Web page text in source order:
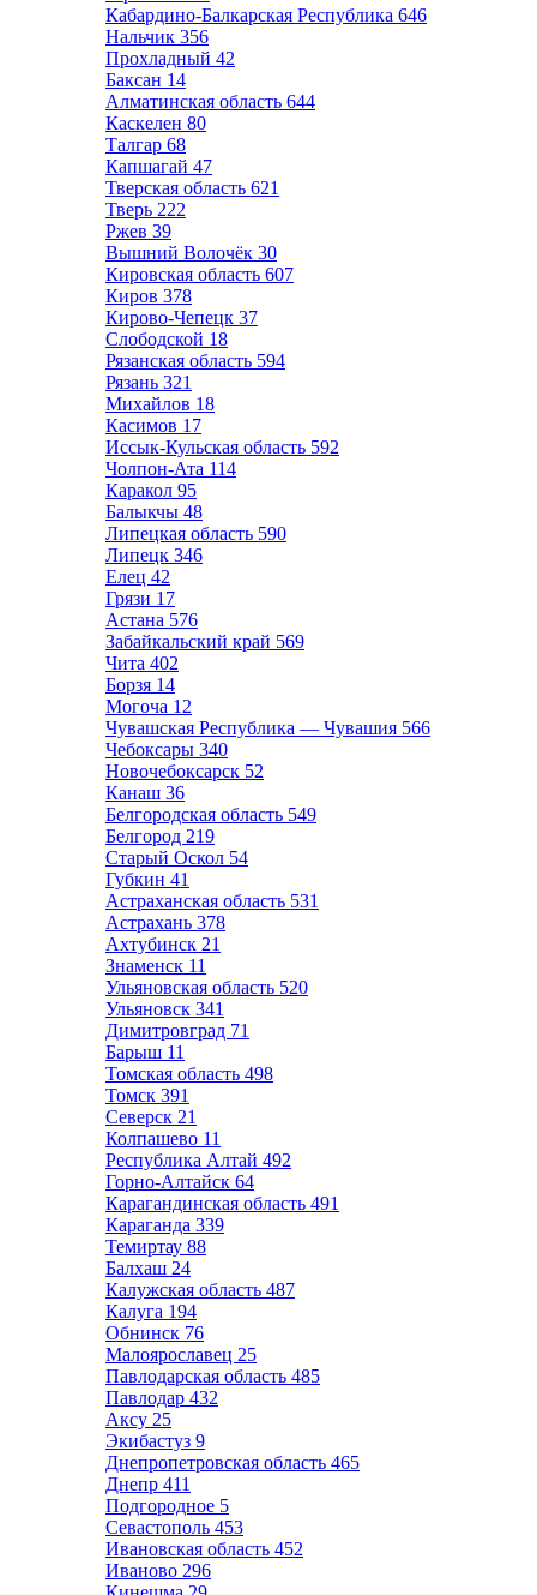
Кабардино-Балкарская Республика 646
Нальчик 356
Прохладный 42
Баксан 14
Алматинская область 644
Каскелен 80
Талгар 68
Капшагай 47
Тверская область 621
Тверь 222
Ржев 39
Вышний Волочёк 30
Кировская область 607
Киров 378
Кирово-Чепецк 37
Слободской 18
Рязанская область 594
Рязань 321
Михайлов 18
Касимов 17
Иссык-Кульская область 592
Чолпон-Ата 114
Каракол 95
Балыкчы 48
Липецкая область 590
Липецк 346
Елец 42
Грязи 17
Астана 576
Забайкальский край 569
Чита 402
Борзя 14
Могоча 12
Чувашская Республика — Чувашия 566
Чебоксары 340
Новочебоксарск 52
Канаш 36
Белгородская область 549
Белгород 219
Старый Оскол 54
Губкин 41
Астраханская область 531
Астрахань 378
Ахтубинск 21
Знаменск 11
Ульяновская область 520
Ульяновск 341
Димитровград 71
Барыш 11
Томская область 498
Томск 391
Северск 21
Колпашево 11
Республика Алтай 492
Горно-Алтайск 64
Карагандинская область 491
Караганда 339
Темиртау 88
Балхаш 24
Калужская область 487
Калуга 194
Обнинск 76
Малоярославец 25
Павлодарская область 485
Павлодар 432
Аксу 25
Экибастуз 9
Днепропетровская область 465
Днепр 411
Подгородное 5
Севастополь 453
Ивановская область 452
Иваново 296